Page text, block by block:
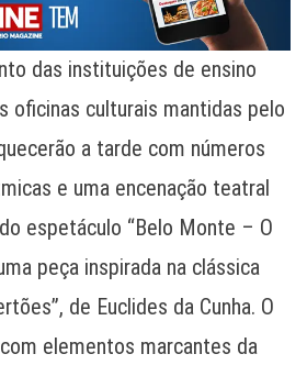
das instituições de ensino
oficinas culturais mantidas pelo
a tarde com números
e uma encenação teatral
espetáculo “Belo Monte – O
peça inspirada na clássica
de Euclides da Cunha. O
elementos marcantes da